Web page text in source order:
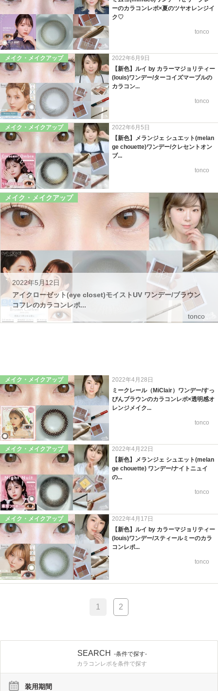
ーのカラコンレポ×夏のツヤオレンジイ
ク♡
tonco
メイク・メイクアップ
2022年6月9日
【新色】ルイ by カラーマジョリティー
(louis)ワンデー/ターコイズマーブルの
カラコン...
tonco
メイク・メイクアップ
2022年6月5日
【新色】メランジェ シュエット(melan
ge chouette)ワンデー/クレセントオン
ブ...
tonco
メイク・メイクアップ
2022年5月12日
アイクローゼット(eye closet)モイストUV ワンデー/ブラウン
コフレのカラコンレポ...
tonco
メイク・メイクアップ
2022年4月28日
ミークレール（MiClair）ワンデー/すっ
ぴんブラウンのカラコンレポ×透明感オ
レンジメイク...
tonco
メイク・メイクアップ
2022年4月22日
【新色】メランジェ シュエット(melan
ge chouette) ワンデー/ナイトニュイ
の...
tonco
メイク・メイクアップ
2022年4月17日
【新色】ルイ by カラーマジョリティー
(louis)ワンデー/スティールミーのカラ
コンレポ...
tonco
1 2
SEARCH
-条件で探す-
カラコンレポを条件で探す
装用期間